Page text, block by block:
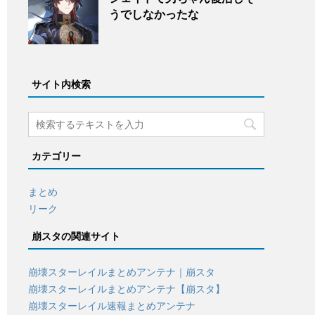
うでしなかったな
サイト内検索
カテゴリー
まとめ
リーク
崩スタの関連サイト
崩壊スターレイルまとめアンテナ｜崩スタ
崩壊スターレイルまとめアンテナ【崩スタ】
崩壊スターレイル速報まとめアンテナ